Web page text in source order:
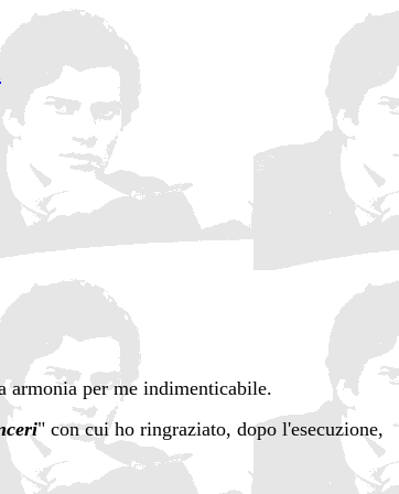
armonia per me indimenticabile.
" con cui ho ringraziato, dopo l'esecuzione,